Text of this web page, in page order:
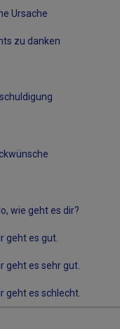
Ursache
zu danken
wie geht es dir?
geht es gut.
geht es sehr gut.
geht es schlecht.